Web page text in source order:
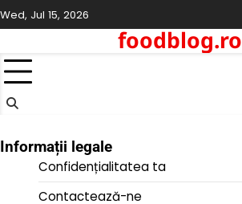
Skip
to
Wed, Jul 15, 2026
foodblog.ro
Informații legale
Confidențialitatea ta
Contactează-ne